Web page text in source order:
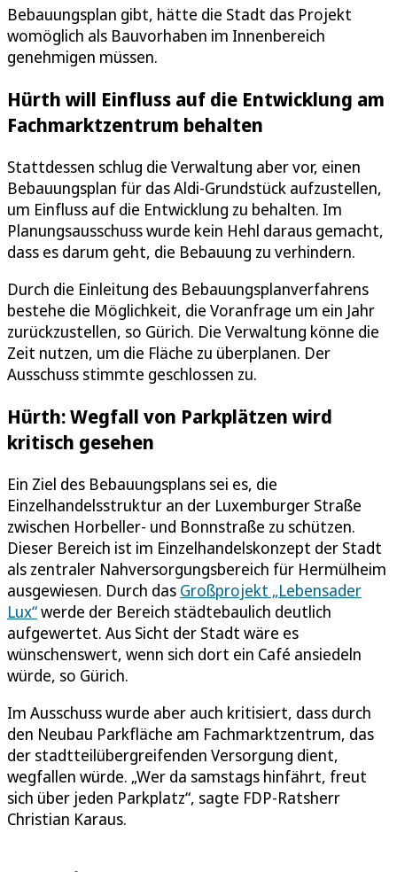
Bebauungsplan gibt, hätte die Stadt das Projekt
womöglich als Bauvorhaben im Innenbereich
genehmigen müssen.
Hürth will Einfluss auf die Entwicklung am
Fachmarktzentrum behalten
Stattdessen schlug die Verwaltung aber vor, einen
Bebauungsplan für das Aldi-Grundstück aufzustellen,
um Einfluss auf die Entwicklung zu behalten. Im
Planungsausschuss wurde kein Hehl daraus gemacht,
dass es darum geht, die Bebauung zu verhindern.
Durch die Einleitung des Bebauungsplanverfahrens
bestehe die Möglichkeit, die Voranfrage um ein Jahr
zurückzustellen, so Gürich. Die Verwaltung könne die
Zeit nutzen, um die Fläche zu überplanen. Der
Ausschuss stimmte geschlossen zu.
Hürth: Wegfall von Parkplätzen wird
kritisch gesehen
Ein Ziel des Bebauungsplans sei es, die
Einzelhandelsstruktur an der Luxemburger Straße
zwischen Horbeller- und Bonnstraße zu schützen.
Dieser Bereich ist im Einzelhandelskonzept der Stadt
als zentraler Nahversorgungsbereich für Hermülheim
ausgewiesen. Durch das Großprojekt „Lebensader
Lux“werde der Bereich städtebaulich deutlich
aufgewertet. Aus Sicht der Stadt wäre es
wünschenswert, wenn sich dort ein Café ansiedeln
würde, so Gürich.
Im Ausschuss wurde aber auch kritisiert, dass durch
den Neubau Parkfläche am Fachmarktzentrum, das
der stadtteilübergreifenden Versorgung dient,
wegfallen würde. „Wer da samstags hinfährt, freut
sich über jeden Parkplatz“, sagte FDP-Ratsherr
Christian Karaus.